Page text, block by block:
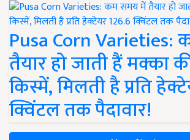
Pusa Corn
तैयार हो जाती हैं मक्का
किस्में, मिलती है प्रति
क्विंटल तक पैदावार!